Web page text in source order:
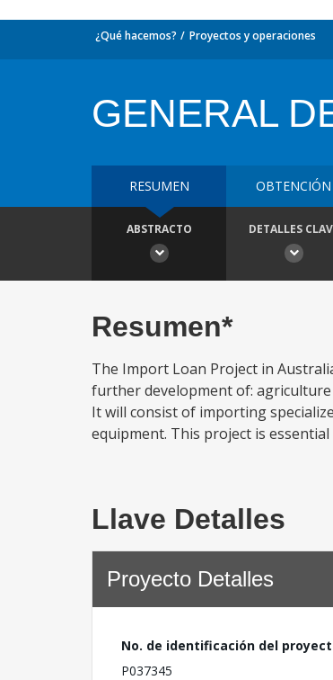
¿Qué hacemos? Proyectos y operaciones
GENERAL
RESUMEN OBTENCIÓN
ABSTRACTO DETALLES
Resumen*
The Import Loan Project in
further development of:
It will consist of importing
equipment. This project is
Llave Detalles
Proyecto Detalles
No. de identificación del
P037345